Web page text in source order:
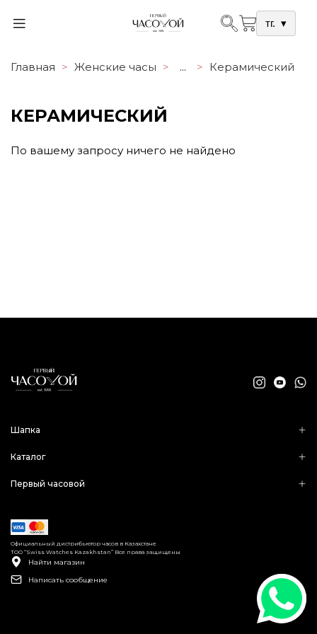
тг. ▾
Главная Женские часы ... Керамический
КЕРАМИЧЕСКИЙ
По вашему запросу ничего не найдено
Шапка
Каталог
Первый часовой
Найти магазин
Написать сообщение
ТОО “Swiss Watches Kazakhstan” Все права защищены
Официальный дистрибьютор часов в Казахстане